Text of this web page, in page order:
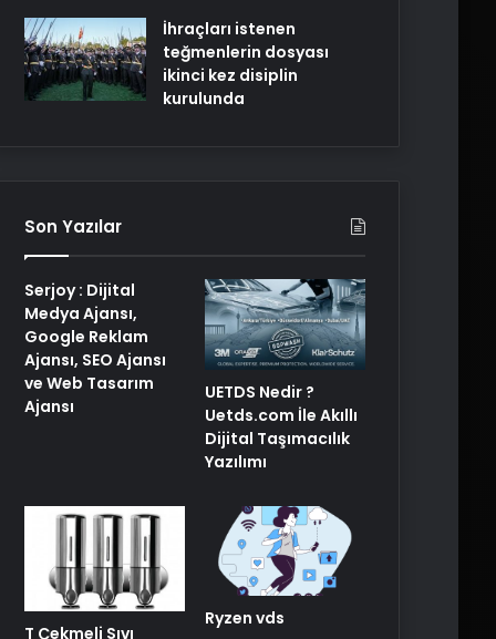
İhraçları istenen
teğmenlerin dosyası
ikinci kez disiplin
kurulunda
Son Yazılar
Serjoy : Dijital
Medya Ajansı,
Google Reklam
Ajansı, SEO Ajansı
ve Web Tasarım
Ajansı
UETDS Nedir ?
Uetds.com İle Akıllı
Dijital Taşımacılık
Yazılımı
T Çekmeli Sıvı
Ryzen vds